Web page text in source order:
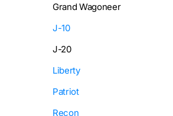
Grand Wagoneer
J-10
J-20
Liberty
Patriot
Recon